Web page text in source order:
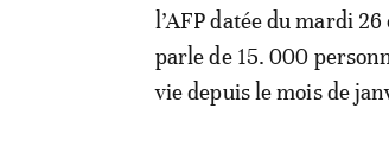
l’AFP datée du mardi
parle de 15. 000
vie depuis le mois de